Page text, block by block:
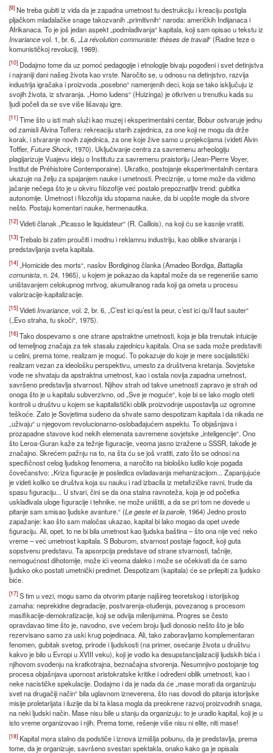
[9] Ne treba gubiti iz vida da je zapadna umetnost tu destrukciju i kreaciju postigla
pljačkom mladalačke snage takozvanih „primitivnih“ naroda: američkih Indijanaca i
Afrikanaca. To je još jedan aspekt „podmlađivanja“ kapitala, koji sam opisao u tekstu iz
Invariancevol. 1, br. 6, „ La révolution communiste: thèses de travail“ (Radne teze o
komunističkoj revoluciji, 1969).
[10] Dodajmo tome da uz pomoć pedagogije i etnologije bivaju pogođeni i svet detinjstva
i najraniji dani našeg života kao vrste. Naročito se, u odnosu na detinjstvo, razvija
industrija igračaka i proizvoda „posebno“ namenjenih deci, koja se tako isključuju iz
svojih života, iz stvaranja. „Homo ludens“ (Huizinga) je otkriven u trenutku kada su
ljudi počeli da se sve više lišavaju igre.
[11] Time što u isti mah služi kao muzej i eksperimentalni centar, Bobur ostvaruje jednu
od zamisli Alvina Toflera: rekreaciju starih zajednica, za one koji ne mogu da drže
korak, i stvaranje novih zajednica, za one koje žive samo u projekcijama (videti Alvin
Toffler, Future Shock, 1970). Uključivanje centra za savremenu arheologiju
plagijarizuje Vuajevu ideju o Institutu za savremenu praistoriju (Jean-Pierre Voyer,
Institut de Préhistoire Contemporaine). Ukratko, postojanje eksperimentalnih centara
ukazuje na želju za spajanjem nauke i umetnosti. Preciznije, u tome može da vidimo
jačanje nečega što je u okviru filozofije već postalo prepoznatljiv trend: gubitka
autonomije. Umetnost i filozofija idu stopama nauke, da bi uopšte mogle da stvore
nešto. Postaju komentari nauke, hermenautika.
[12] Videti članak „Picasso le liquidateur“ (R. Caillois), na koji ću se kasnije vratiti.
[13] Trebalo bi zatim proučiti i modnu i reklamnu industriju, kao oblike stvaranja i
predstavljanja sveta kapitala.
[14] „Homicide des morts“, naslov Bordiginog članka (Amadeo Bordiga, Battaglia
comunista, n. 24, 1965), u kojem je pokazao da kapital može da se regeneriše samo
uništavanjem celokupnog mrtvog, akumuliranog rada koji ga ometa u procesu
valorizacije-kapitalizacije.
[15] VidetiInvariance, vol. 2, br. 6, „C’est ici qu’est la peur, c’est ici qu’il faut sauter“
(„Evo straha, tu skoči“, 1975).
[16] Tako dospevamo s one strane apstraktne umetnosti, koja je bila trenutak intuicije
od temeljnog značaja za tek stasalu zajednicu kapitala. Ona se sada može predstaviti
u celini, prema tome, realizam je moguć. To pokazuje do koje je mere socijalistički
realizam vezan za ideološku perspektivu, umesto za društvena kretanja. Sovjetske
vođe ne shvataju da apstraktna umetnost, kao i ostala novija zapadna umetnost,
savršeno predstavlja stvarnost. Njihov strah od takve umetnosti zapravo je strah od
onoga što je u kapitalu subverzivno, od „Sve je moguće“, koje bi se lako moglo oteti
kontroli u društvu u kojem se kapitalistički oblik proizvodnje uspostavlja uz ogromne
teškoće. Zato je Sovjetima suđeno da shvate samo despotizam kapitala i da nikada ne
„uživaju“ u njegovom revolucionarno-oslobađajućem aspektu. To objašnjava i
prozapadne stavove kod nekih elemenata savremene sovjetske „inteligencije“. Ono
što Leroa-Guran kaže za težnje figuracije, veoma jasno izražene u SSSR, takođe je
značajno. Skrećem pažnju na to, na šta ću se još vratiti, zato što se odnosi na
specifičnost celog ljudskog fenomena, a naročito na biološko ludilo koje pogađa
čovečanstvo: „Kriza figuracije je posledica ovladavanja mehanizacijom... Zapanjujuće
je videti koliko se društva koja su nauku i rad izbacila iz metafizičke ravni, trude da
spasu figuraciju... U stvari, čini se da ona stalna ravnoteža, koja je od početka
usklađivala uloge figuracije i tehnike, ne može uništiti, a da se pri tom ne dovede u
pitanje sam smisao ljudske avanture.“ (Legesteetlaparole, 1964) Jedno prosto
zapažanje: kao što sam maločas ukazao, kapital bi lako mogao da opet uvede
figuraciju. Ali, opet, to ne bi bila umetnost kao ljudska baština – što ona nije već neko
vreme – već umetnost kapitala. S Boburom, stvarnost postaje fagocit, koji guta
sopstvenu predstavu. Ta apsorpcija predstave od strane stvarnosti, tačnije,
nemogućnost dihotomije, može ići veoma daleko i može se očekivati da će samo
ljudsko oko postati umetnički predmet. Despotizam (kapitala) će se prilepiti za ljudsko
biće.
[17] S tim u vezi, mogu samo da otvorim pitanje najšireg teoretskog i istorijskog
zamaha: neprekidne degradacije, postvarenja-otuđenja, povezanog s procesom
masifikacije-demokratizacije, koji se odvija milenijumima. Progres se često
opravdavao time što je, navodno, sve većem broju ljudi donosio nešto što je bilo
rezervisano samo za uski krug pojedinaca. Ali, tako zaboravljamo komplementaran
fenomen, gubitak svetog, prirode i ljudskosti (na primer, osećanje života u društvu
kakvo je bilo u Evropi u XVIII veku), koji je vodio ka desupstancijalizaciji ljudskih bića i
njihovom svođenju na kratkotrajna, beznačajna stvorenja. Nesumnjivo postojanje tog
procesa objašnjava upornost aristokratske kritike i određeni oblik umetnosti, kao i
neke nacističke spekulacije. Dodajmo i da je nada da će „mase morati da organizuju
svet na drugačiji način“ bila uglavnom izneverena, što nas dovodi do pitanja istorijske
misije proletarijata i iluzije da bi ta klasa mogla da preokrene razvoj proizvodnih snaga,
na neki ljudski način. Mase nisu bile u stanju da organizuju: to je uradio kapital, koji je u
isto vreme organizovao i njih. Prema tome, rešenje više nisu ni elite, niti mase!
[18] Kapital mora stalno da podstiče i iznova izmišlja pobunu, da je predstavlja, prema
tome, da je organizuje, savršeno svestan spektakla, onako kako ga je opisala